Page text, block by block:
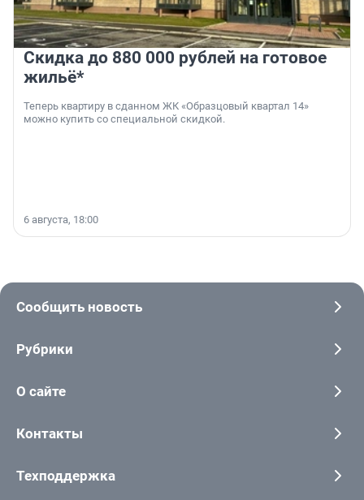
Скидка до 880 000 рублей на готовое
жильё*
Теперь квартиру в сданном ЖК «Образцовый квартал 14»
можно купить со специальной скидкой.
6 августа, 18:00
Сообщить новость
Рубрики
О сайте
Контакты
Техподдержка